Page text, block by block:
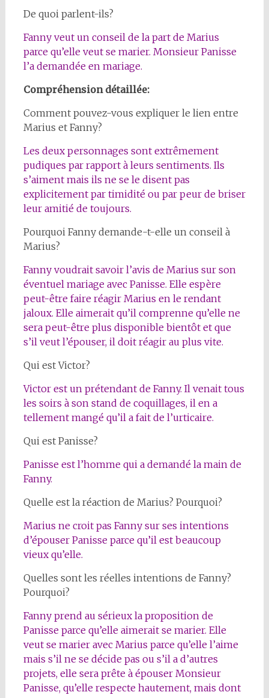
De quoi parlent-ils?
Fanny veut un conseil de la part de Marius
parce qu’elle veut se marier. Monsieur Panisse
l’a demandée en mariage.
Compréhension détaillée:
Comment pouvez-vous expliquer le lien entre
Marius et Fanny?
Les deux personnages sont extrêmement
pudiques par rapport à leurs sentiments. Ils
s’aiment mais ils ne se le disent pas
explicitement par timidité ou par peur de briser
leur amitié de toujours.
Pourquoi Fanny demande-t-elle un conseil à
Marius?
Fanny voudrait savoir l’avis de Marius sur son
éventuel mariage avec Panisse. Elle espère
peut-être faire réagir Marius en le rendant
jaloux. Elle aimerait qu’il comprenne qu’elle ne
sera peut-être plus disponible bientôt et que
s’il veut l’épouser, il doit réagir au plus vite.
Qui est Victor?
Victor est un prétendant de Fanny. Il venait tous
les soirs à son stand de coquillages, il en a
tellement mangé qu’il a fait de l’urticaire.
Qui est Panisse?
Panisse est l’homme qui a demandé la main de
Fanny.
Quelle est la réaction de Marius? Pourquoi?
Marius ne croit pas Fanny sur ses intentions
d’épouser Panisse parce qu’il est beaucoup
vieux qu’elle.
Quelles sont les réelles intentions de Fanny?
Pourquoi?
Fanny prend au sérieux la proposition de
Panisse parce qu’elle aimerait se marier. Elle
veut se marier avec Marius parce qu’elle l’aime
mais s’il ne se décide pas ou s’il a d’autres
projets, elle sera prête à épouser Monsieur
Panisse, qu’elle respecte hautement, mais dont